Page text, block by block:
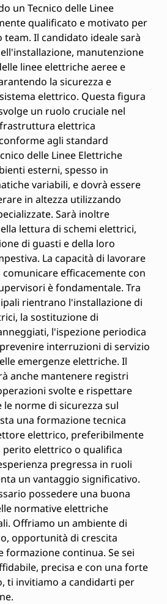
un Tecnico delle Linee
qualificato e motivato per
Il candidato ideale sarà
manutenzione
linee elettriche aeree e
la sicurezza e
elettrico. Questa figura
un ruolo cruciale nel
elettrica
agli standard
delle Linee Elettriche
esterni, spesso in
variabili, e dovrà essere
in altezza utilizzando
Sarà inoltre
lettura di schemi elettrici,
di guasti e della loro
La capacità di lavorare
efficacemente con
è fondamentale. Tra
rientrano l'installazione di
la sostituzione di
l'ispezione periodica
interruzioni di servizio
emergenze elettriche. Il
anche mantenere registri
svolte e rispettare
norme di sicurezza sul
una formazione tecnica
elettrico, preferibilmente
elettrico o qualifica
pregressa in ruoli
un vantaggio significativo.
possedere una buona
normative elettriche
Offriamo un ambiente di
opportunità di crescita
formazione continua. Se sei
precisa e con una forte
ti invitiamo a candidarti per